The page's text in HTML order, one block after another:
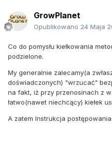
GrowPlanet
Opublikowano 24 Maja
Co do pomysłu kiełkowania
podzielone.
My generalnie zalecamy(a
doświadczonych) "wrzucać"
na fakt, iż przy przenosinach z
łatwo(nawet niechcący) kiełek
A zatem Instrukcja postępowania: